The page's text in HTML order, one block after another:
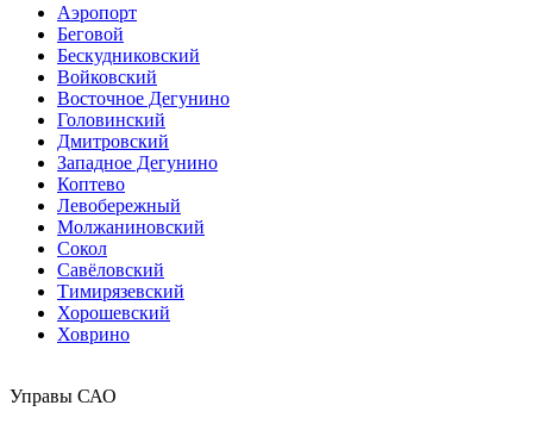
Аэропорт
Беговой
Бескудниковский
Войковский
Восточное Дегунино
Головинский
Дмитровский
Западное Дегунино
Коптево
Левобережный
Молжаниновский
Сокол
Савёловский
Тимирязевский
Хорошевский
Ховрино
Управы САО